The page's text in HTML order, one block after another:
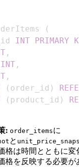
(
INT PRIMARY
,
INT ,
,
( order_id )
( product_id )
: order_itemsに
と
格は時間とともに変
格を反映する必要が